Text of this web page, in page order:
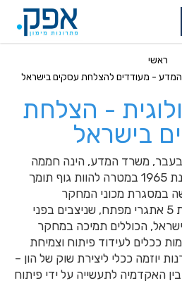
ראשי
המדע - מעודדים להצלחת עסקים בישראל
- הצלחת
בישראל
משרד המדע, הינה חממה
טכנולוגית אשר הוקמה בשנת 1965 במטרה להוות גוף תומך
במסגרת מכוני המחקר
הממשלתיים, כשהיא מסמנת 5 אתגרי מפתח, שניצבים בפני
הכוללים תמיכה במחקר
ככלים לעידוד פיתוח וצמיחת
יוזמה ככלי ליצירת שוק של הון –
בין האקדמיה לתעשייה על ידי פיתוח